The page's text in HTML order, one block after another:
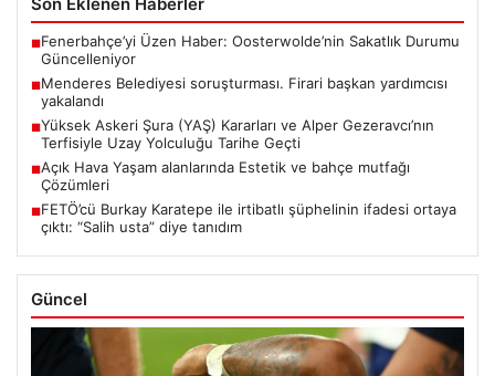
■Fenerbahçe’yi Üzen Haber: Oosterwolde’nin Sakatlık Durumu
Güncelleniyor
■Menderes Belediyesi soruşturması. Firari başkan yardımcısı
yakalandı
■Yüksek Askeri Şura (YAŞ) Kararları ve Alper Gezeravcı’nın
Terfisiyle Uzay Yolculuğu Tarihe Geçti
■Açık Hava Yaşam alanlarında Estetik ve bahçe mutfağı
Çözümleri
■FETÖ’cü Burkay Karatepe ile irtibatlı şüphelinin ifadesi ortaya
çıktı: “Salih usta” diye tanıdım
Güncel